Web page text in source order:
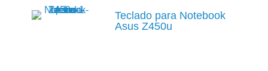
Teclado para Notebook
Asus Z450u